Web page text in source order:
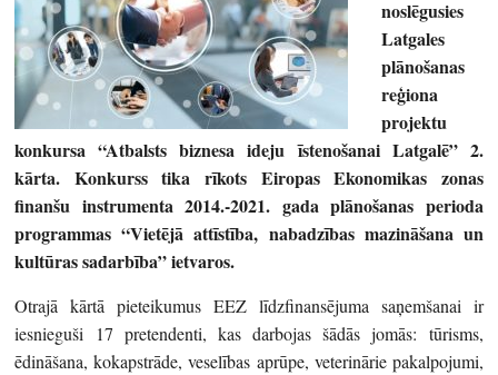
noslēgusies
Latgales
plānošanas
reģiona
projektu
konkursa “Atbalsts biznesa ideju īstenošanai Latgalē” 2.
kārta. Konkurss tika rīkots Eiropas Ekonomikas zonas
finanšu instrumenta 2014.-2021. gada plānošanas perioda
programmas “Vietējā attīstība, nabadzības mazināšana un
kultūras sadarbība” ietvaros.
Otrajā kārtā pieteikumus EEZ līdzfinansējuma saņemšanai ir
iesnieguši 17 pretendenti, kas darbojas šādās jomās: tūrisms,
ēdināšana, kokapstrāde, veselības aprūpe, veterinārie pakalpojumi,